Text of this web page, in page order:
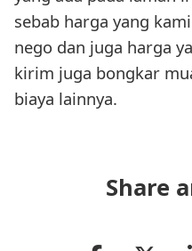
sebab harga yang
nego dan juga harga
kirim juga bongkar
biaya lainnya.
Share